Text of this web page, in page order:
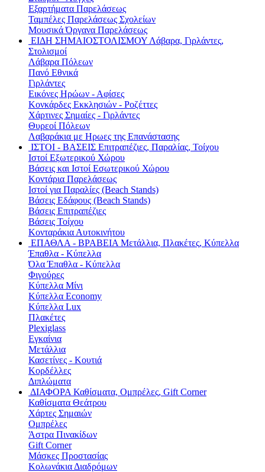
Εξαρτήματα Παρελάσεως
Ταμπέλες Παρελάσεως Σχολείων
Μουσικά Όργανα Παρελάσεως
ΕΙΔΗ ΣΗΜΑΙΟΣΤΟΛΙΣΜΟΥ Λάβαρα, Γιρλάντες,
Στολισμοί
Λάβαρα Πόλεων
Πανό Εθνικά
Γιρλάντες
Εικόνες Ηρώων - Αφίσες
Κονκάρδες Εκκλησιών - Ροζέττες
Χάρτινες Σημαίες - Γιρλάντες
Θυρεοί Πόλεων
Λαβαράκια με Ηρωες της Επανάστασης
ΙΣΤΟΙ - ΒΑΣΕΙΣ Επιτραπέζιες, Παραλίας, Τοίχου
Ιστοί Εξωτερικού Χώρου
Βάσεις και Ιστοί Εσωτερικού Χώρου
Κοντάρια Παρελάσεως
Ιστοί για Παραλίες (Beach Stands)
Βάσεις Εδάφους (Beach Stands)
Βάσεις Επιτραπέζιες
Βάσεις Τοίχου
Κονταράκια Αυτοκινήτου
ΕΠΑΘΛΑ - ΒΡΑΒΕΙΑ Μετάλλια, Πλακέτες, Κύπελλα
Έπαθλα - Κύπελλα
Όλα Έπαθλα - Κύπελλα
Φιγούρες
Κύπελλα Μίνι
Κύπελλα Economy
Κύπελλα Lux
Πλακέτες
Plexiglass
Εγκαίνια
Μετάλλια
Κασετίνες - Κουτιά
Κορδέλλες
Διπλώματα
ΔΙΑΦΟΡΑ Καθίσματα, Ομπρέλες, Gift Corner
Καθίσματα Θεάτρου
Χάρτες Σημαιών
Ομπρέλες
Άστρα Πινακίδων
Gift Corner
Μάσκες Προστασίας
Κολωνάκια Διαδρόμων